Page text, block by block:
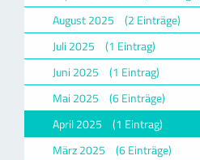
August 2025
(2 Einträge)
Juli 2025
(1 Eintrag)
Juni 2025
(1 Eintrag)
Mai 2025
(6 Einträge)
April 2025
(1 Eintrag)
März 2025
(6 Einträge)